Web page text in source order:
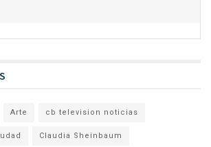
Arte cb television noticias
Claudia Sheinbaum